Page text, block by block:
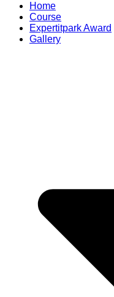
Home
Course
Expertitpark Award
Gallery